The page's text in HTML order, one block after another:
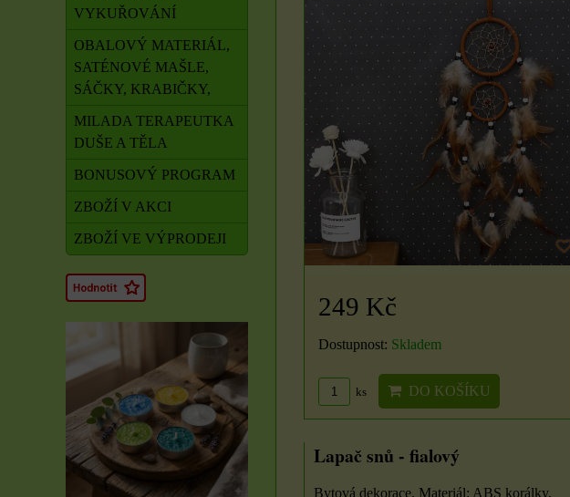
249 Kč
Dostupnost: Skladem
ks DO KOŠÍKU
Lapač snů - fialový
Bytová dekorace. Materiál: ABS korálky,
VYKUŘOVÁNÍ
OBALOVÝ MATERIÁL,
SATÉNOVÉ MAŠLE,
SÁČKY, KRABIČKY,
MILADA TERAPEUTKA
DUŠE A TĚLA
BONUSOVÝ PROGRAM
ZBOŽÍ V AKCI
ZBOŽÍ VE VÝPRODEJI
Rituál Zdraví a